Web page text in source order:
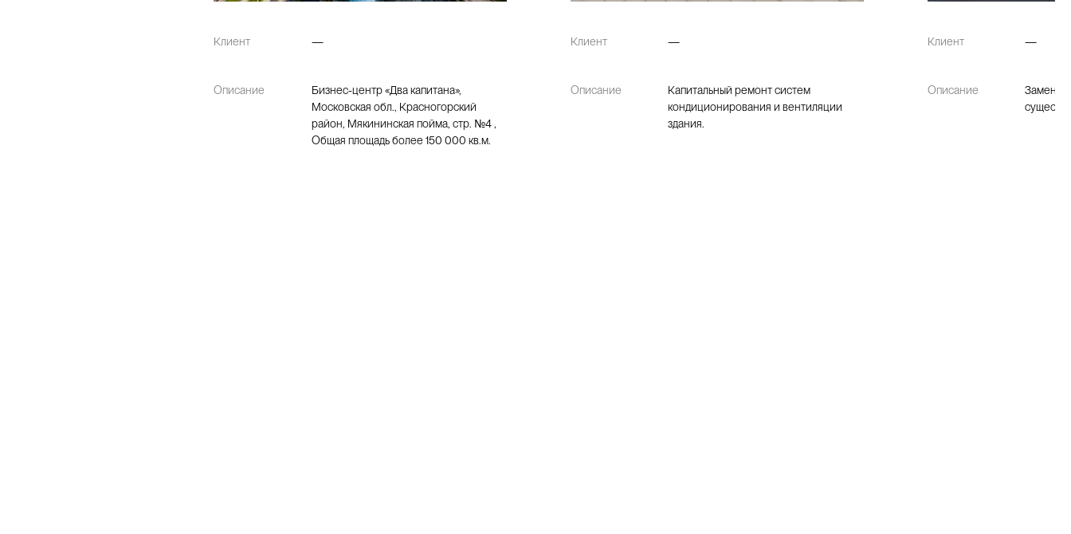
Клиент —
Описание
Бизнес-центр «Два капитана»,
Московская обл., Красногорский
район, Мякининская пойма, стр. №4 ,
Общая площадь более 150 000 кв.м.
Клиент —
Описание
Капитальный ремонт систем
кондиционирования и вентиляции
здания.
Клиент —
Описание
Замена